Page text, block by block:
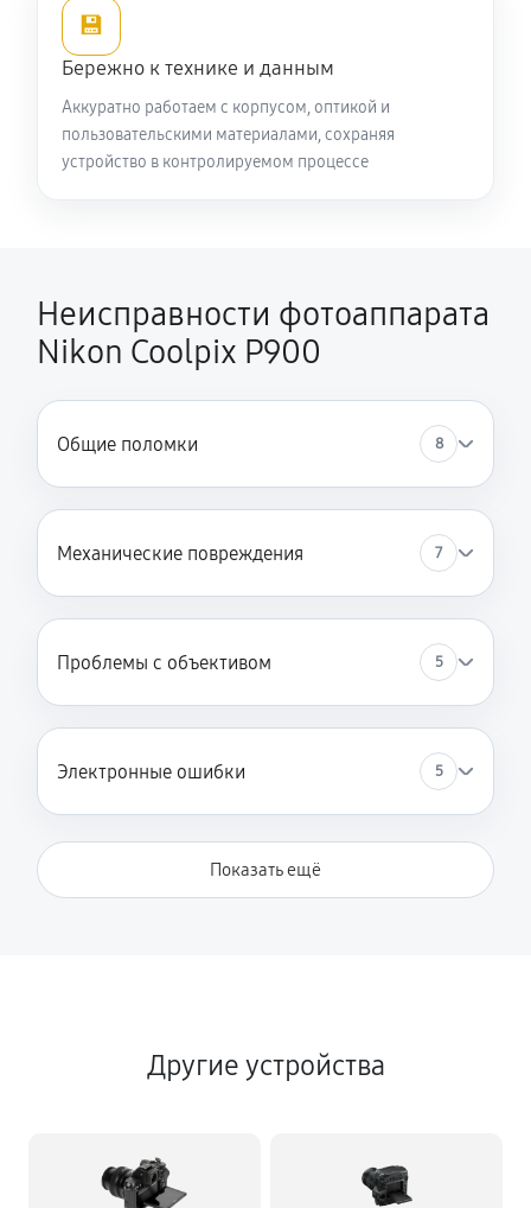
💾
Бережно к технике и данным
Аккуратно работаем с корпусом, оптикой и
пользовательскими материалами, сохраняя
устройство в контролируемом процессе
Неисправности фотоаппарата
Nikon Coolpix P900
Общие поломки 8
Механические повреждения 7
Проблемы с объективом 5
Электронные ошибки 5
Показать ещё
Другие устройства